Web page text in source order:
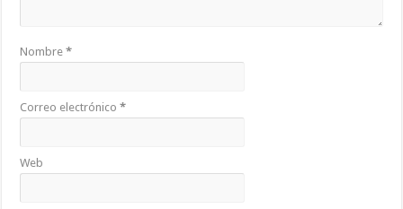
Nombre*
Correo electrónico*
Web